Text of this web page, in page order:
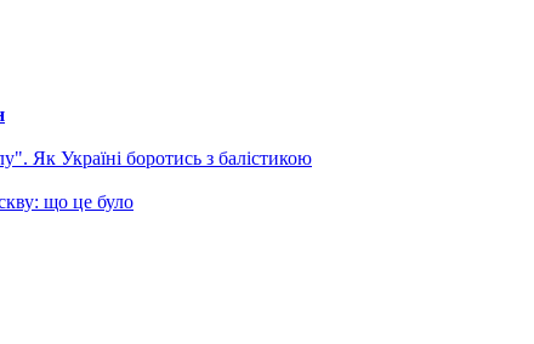
Як Україні боротись з балістикою
що це було